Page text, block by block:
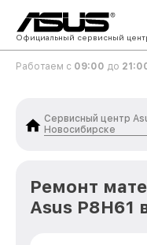
Официальный сервисный
Работаем с 09:00 до
Сервисный центр
Новосибирске
Ремонт
Asus P8H61